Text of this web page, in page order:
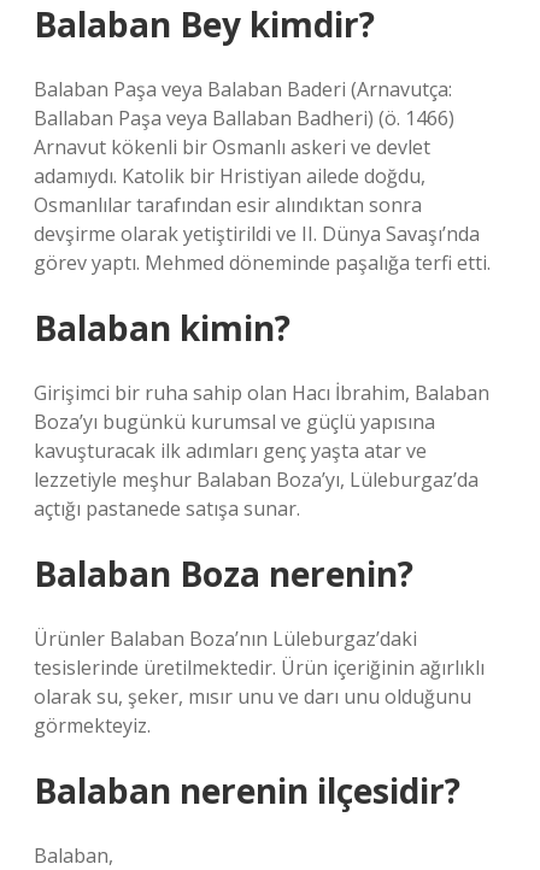
Balaban Bey kimdir?
Balaban Paşa veya Balaban Baderi (Arnavutça:
Ballaban Paşa veya Ballaban Badheri) (ö. 1466)
Arnavut kökenli bir Osmanlı askeri ve devlet
adamıydı. Katolik bir Hristiyan ailede doğdu,
Osmanlılar tarafından esir alındıktan sonra
devşirme olarak yetiştirildi ve II. Dünya Savaşı’nda
görev yaptı. Mehmed döneminde paşalığa terfi etti.
Balaban kimin?
Girişimci bir ruha sahip olan Hacı İbrahim, Balaban
Boza’yı bugünkü kurumsal ve güçlü yapısına
kavuşturacak ilk adımları genç yaşta atar ve
lezzetiyle meşhur Balaban Boza’yı, Lüleburgaz’da
açtığı pastanede satışa sunar.
Balaban Boza nerenin?
Ürünler Balaban Boza’nın Lüleburgaz’daki
tesislerinde üretilmektedir. Ürün içeriğinin ağırlıklı
olarak su, şeker, mısır unu ve darı unu olduğunu
görmekteyiz.
Balaban nerenin ilçesidir?
Balaban,